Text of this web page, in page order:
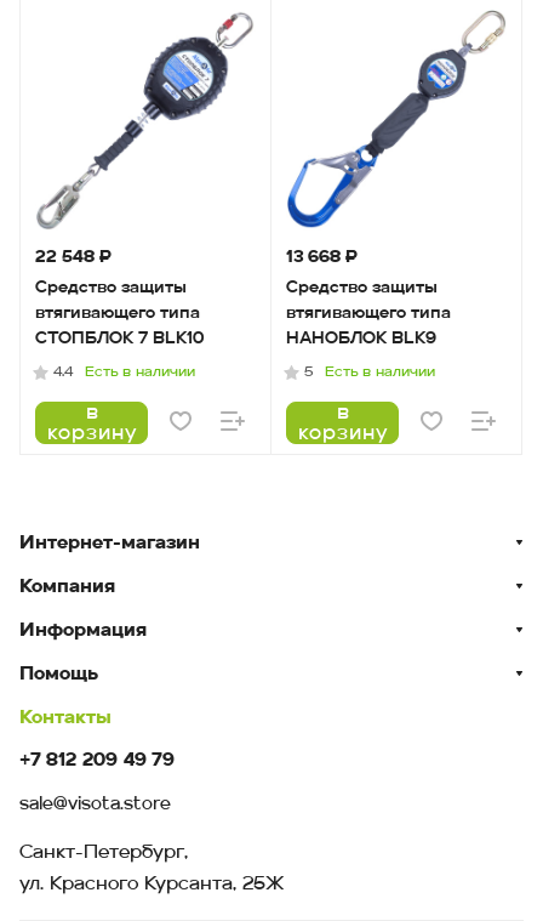
22 548 ₽
Средство защиты
втягивающего типа
СТОПБЛОК 7 BLK10
4.4 Есть в наличии
в
корзину
13 668 ₽
Средство защиты
втягивающего типа
НАНОБЛОК BLK9
5 Есть в наличии
в
корзину
Интернет-магазин
Компания
Информация
Помощь
Контакты
+7 812 209 49 79
sale@visota.store
Санкт-Петербург,
ул. Красного Курсанта, 25Ж